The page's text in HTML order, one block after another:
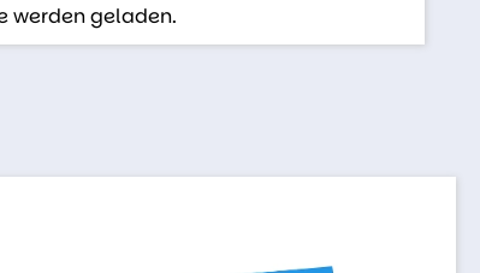
werden geladen.